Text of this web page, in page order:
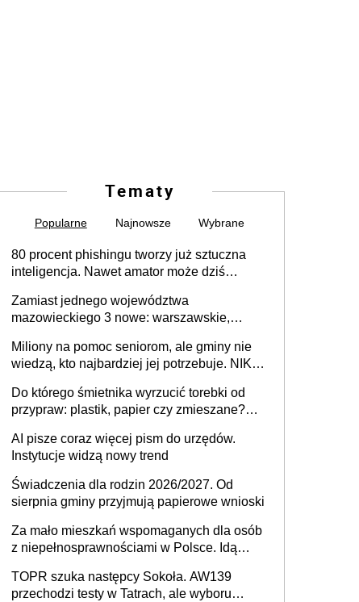
Tematy
Popularne Najnowsze Wybrane
80 procent phishingu tworzy już sztuczna
inteligencja. Nawet amator może dziś
Zamiast jednego województwa
mazowieckiego 3 nowe: warszawskie,
Europie nie ma tak dużych jednostek
stołecznych
Miliony na pomoc seniorom, ale gminy nie
wiedzą, kto najbardziej jej potrzebuje. NIK
Do którego śmietnika wyrzucić torebki od
przypraw: plastik, papier czy zmieszane?
AI pisze coraz więcej pism do urzędów.
Instytucje widzą nowy trend
Świadczenia dla rodzin 2026/2027. Od
sierpnia gminy przyjmują papierowe wnioski
Za mało mieszkań wspomaganych dla osób
z niepełnosprawnościami w Polsce. Idą
TOPR szuka następcy Sokoła. AW139
przechodzi testy w Tatrach, ale wyboru